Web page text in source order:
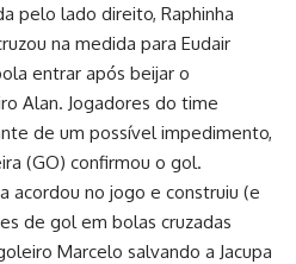
pelo lado direito, Raphinha
na medida para Eudair
entrar após beijar o
Alan. Jogadores do time
de um possível impedimento,
(GO) confirmou o gol.
acordou no jogo e construiu (e
de gol em bolas cruzadas
Marcelo salvando a Jacupa